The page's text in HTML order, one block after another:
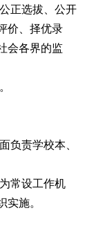
正选拔、公开
价、择优录
会各界的监
责学校本、
常设工作机
实施。